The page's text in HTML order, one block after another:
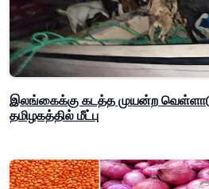
இலங்கைக்கு கடத்த முயன்ற
தமிழகத்தில் மீட்பு